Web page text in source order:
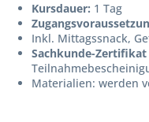
Kursdauer: 1 Tag
Inkl. Mittagssnack,
Sachkunde-Zertifikat
Materialien: werden